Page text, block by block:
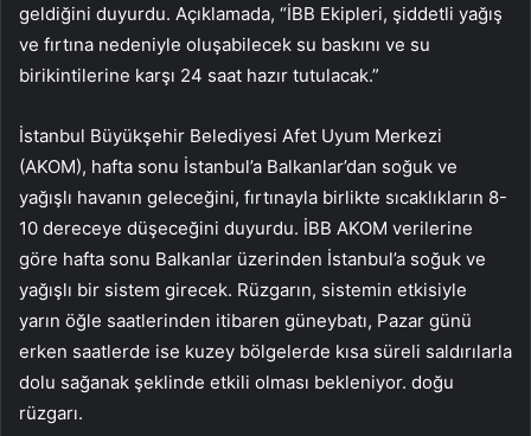
geldiğini duyurdu. Açıklamada, “İBB Ekipleri, şiddetli yağış
ve fırtına nedeniyle oluşabilecek su baskını ve su
birikintilerine karşı 24 saat hazır tutulacak.”
İstanbul Büyükşehir Belediyesi Afet Uyum Merkezi
(AKOM), hafta sonu İstanbul’a Balkanlar’dan soğuk ve
yağışlı havanın geleceğini, fırtınayla birlikte sıcaklıkların 8-
10 dereceye düşeceğini duyurdu. İBB AKOM verilerine
göre hafta sonu Balkanlar üzerinden İstanbul’a soğuk ve
yağışlı bir sistem girecek. Rüzgarın, sistemin etkisiyle
yarın öğle saatlerinden itibaren güneybatı, Pazar günü
erken saatlerde ise kuzey bölgelerde kısa süreli saldırılarla
dolu sağanak şeklinde etkili olması bekleniyor. doğu
rüzgarı.